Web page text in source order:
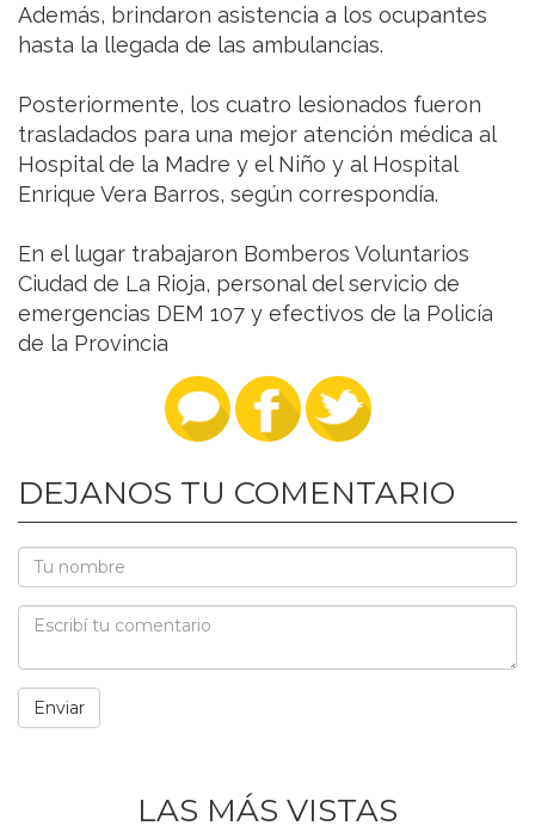
Además, brindaron asistencia a los ocupantes
hasta la llegada de las ambulancias.
Posteriormente, los cuatro lesionados fueron
trasladados para una mejor atención médica al
Hospital de la Madre y el Niño y al Hospital
Enrique Vera Barros, según correspondía.
En el lugar trabajaron Bomberos Voluntarios
Ciudad de La Rioja, personal del servicio de
emergencias DEM 107 y efectivos de la Policía
de la Provincia
DEJANOS TU COMENTARIO
LAS MÁS VISTAS